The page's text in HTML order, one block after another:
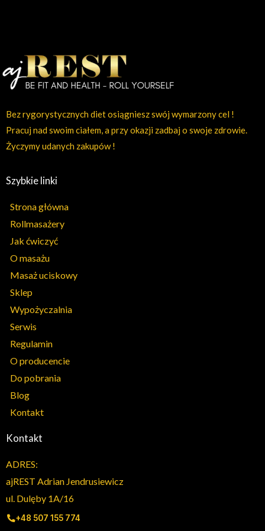
Bez rygorystycznych diet osiągniesz swój wymarzony cel !
Pracuj nad swoim ciałem, a przy okazji zadbaj o swoje zdrowie.
Życzymy udanych zakupów !
Szybkie linki
Strona główna
Rollmasażery
Jak ćwiczyć
O masażu
Masaż uciskowy
Sklep
Wypożyczalnia
Serwis
Regulamin
O producencie
Do pobrania
Blog
Kontakt
Kontakt
ADRES:
ajREST Adrian Jendrusiewicz
ul. Dulęby 1A/16
+48 507 155 774